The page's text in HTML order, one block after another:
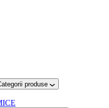
produse